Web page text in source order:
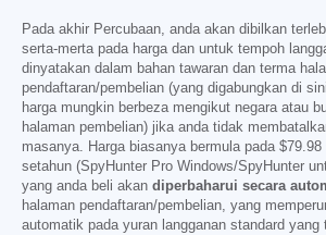
Pada akhir Percubaan, anda akan dibilkan
serta-merta pada harga dan untuk tempoh
dinyatakan dalam bahan tawaran dan terma
pendaftaran/pembelian (yang digabungkan di
harga mungkin berbeza mengikut negara atau
halaman pembelian) jika anda tidak
masanya. Harga biasanya bermula pada $79.98
setahun (SpyHunter Pro Windows/SpyHunter
yang anda beli akan diperbaharui secara
halaman pendaftaran/pembelian, yang
automatik pada yuran langganan standard yang